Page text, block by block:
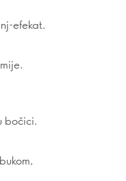
efekat.
bočici.